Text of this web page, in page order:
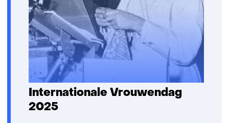
n
a
r
a
Internationale Vrouwendag
2025